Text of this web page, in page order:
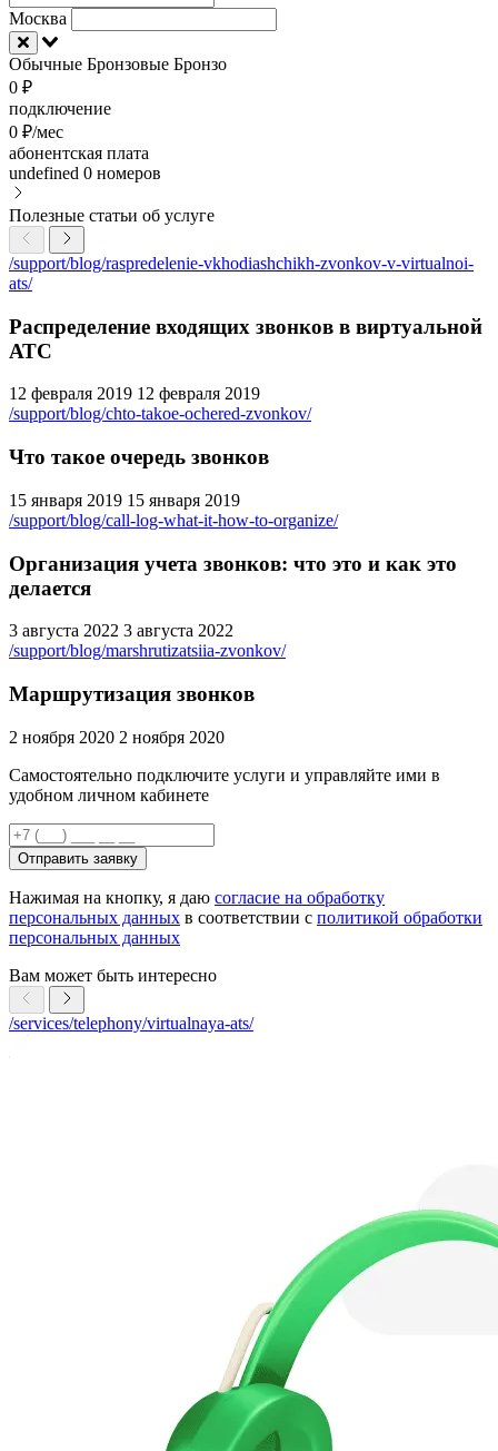
Москва
Обычные Бронзовые Бронзо
0 ₽
подключение
0 ₽/мес
абонентская плата
undefined 0 номеров
Полезные статьи об услуге
/support/blog/raspredelenie-vkhodiashchikh-zvonkov-v-virtualnoi-
ats/
Распределение входящих звонков в виртуальной
АТС
12 февраля 2019 12 февраля 2019
/support/blog/chto-takoe-ochered-zvonkov/
Что такое очередь звонков
15 января 2019 15 января 2019
/support/blog/call-log-what-it-how-to-organize/
Организация учета звонков: что это и как это
делается
3 августа 2022 3 августа 2022
/support/blog/marshrutizatsiia-zvonkov/
Маршрутизация звонков
2 ноября 2020 2 ноября 2020
Самостоятельно подключите услуги и управляйте ими в
удобном личном кабинете
Отправить заявку
Нажимая на кнопку, я даю согласие на обработку
персональных данных в соответствии с политикой обработки
персональных данных
Вам может быть интересно
/services/telephony/virtualnaya-ats/